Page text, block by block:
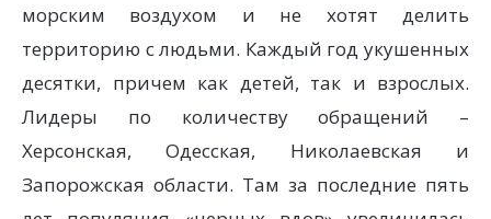
морским воздухом и не хотят делить
территорию с людьми. Каждый год укушенных
десятки, причем как детей, так и взрослых.
Лидеры по количеству обращений –
Херсонская, Одесская, Николаевская и
Запорожская области. Там за последние пять